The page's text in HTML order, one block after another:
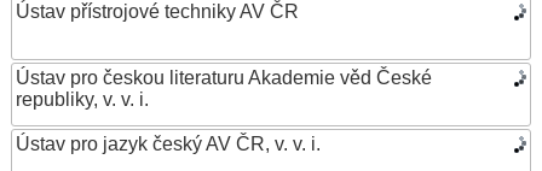
Ústav přístrojové techniky AV ČR
Ústav pro českou literaturu Akademie věd České
republiky, v. v. i.
Ústav pro jazyk český AV ČR, v. v. i.